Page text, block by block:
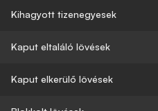
Kihagyott tizenegyesek
Kaput eltaláló lövések
Kaput elkerülő lövések